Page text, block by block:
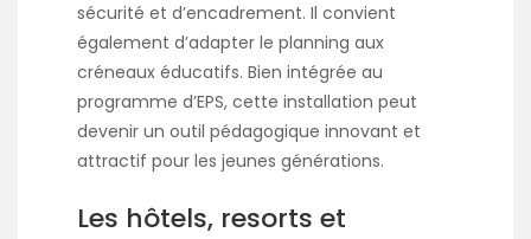
sécurité et d’encadrement. Il convient
également d’adapter le planning aux
créneaux éducatifs. Bien intégrée au
programme d’EPS, cette installation peut
devenir un outil pédagogique innovant et
attractif pour les jeunes générations.
Les hôtels, resorts et